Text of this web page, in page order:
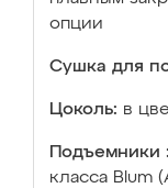
опции
Сушка для
Цоколь: в
Подъемники :
класса Blum